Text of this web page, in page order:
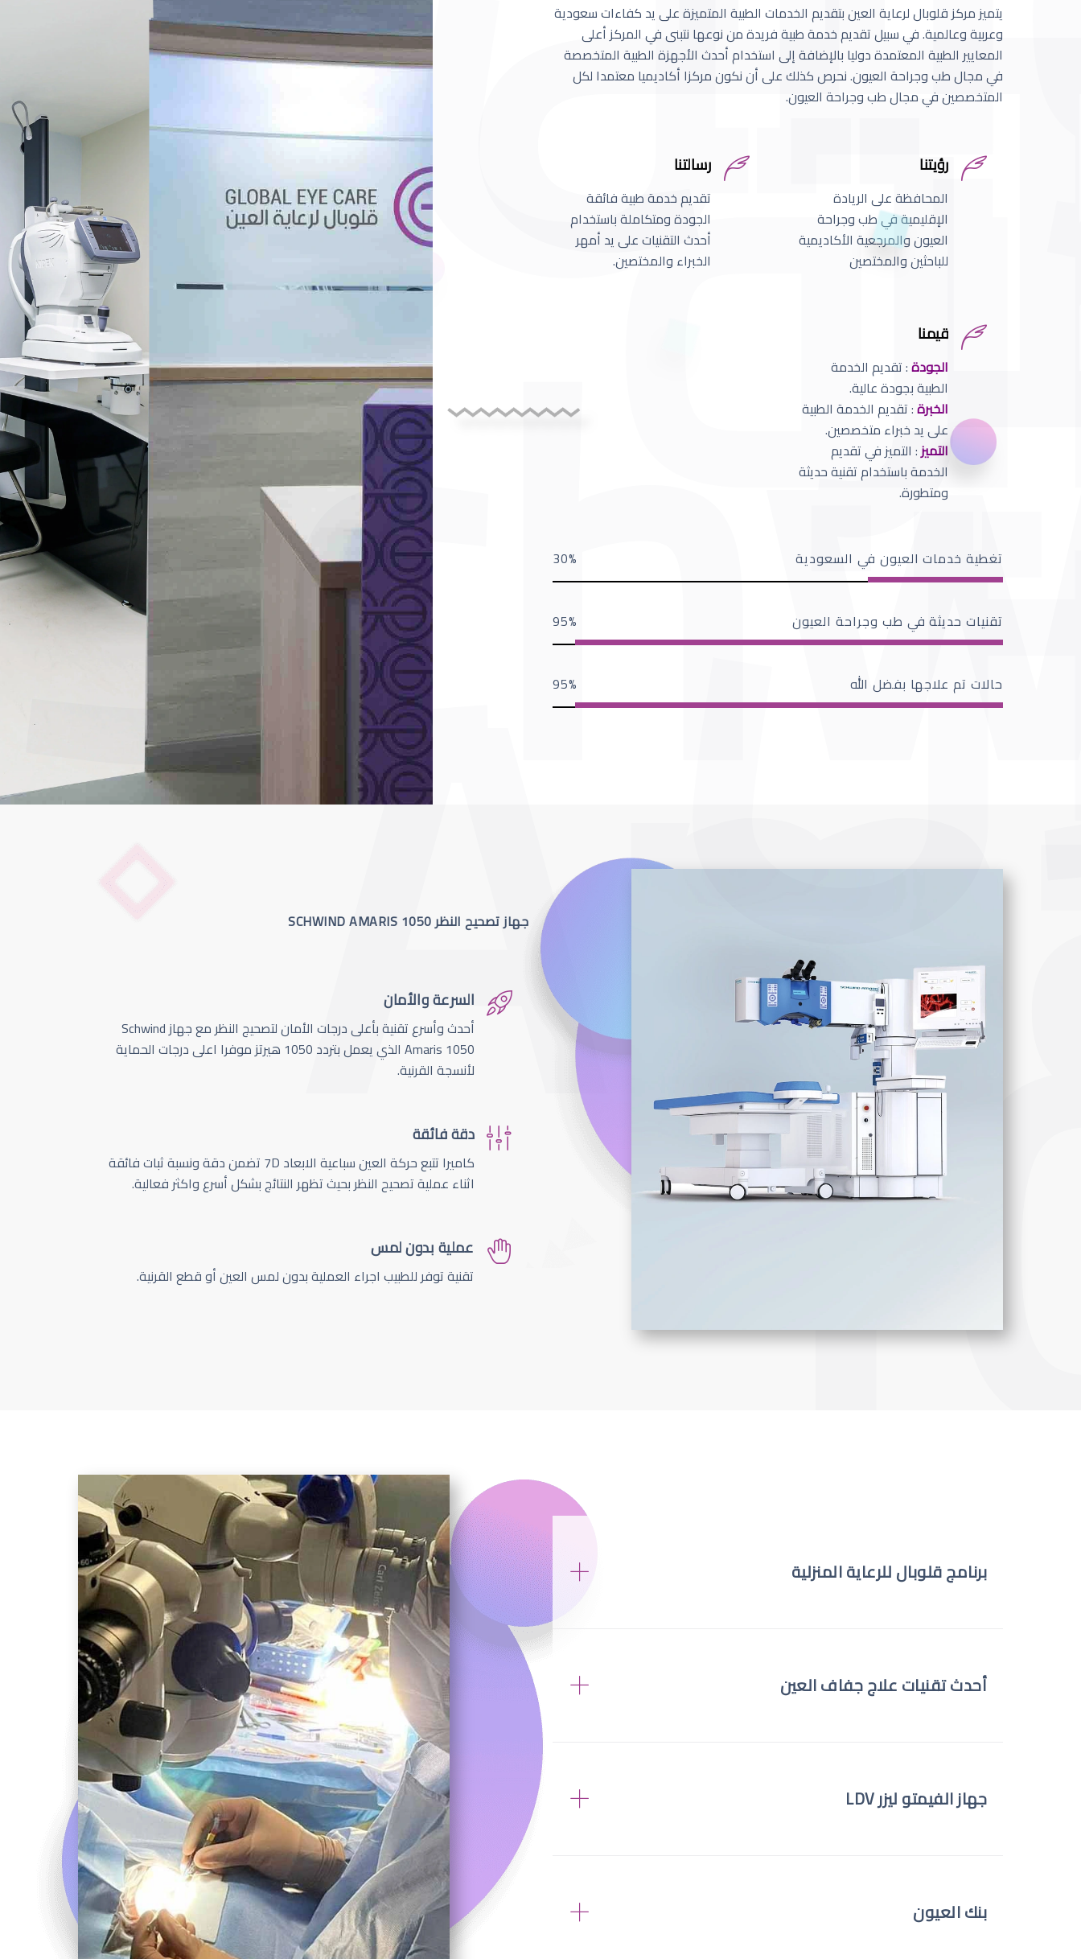
يتميز مركز قلوبال لرعاية العين بتقديم الخدمات الطبية المتميزة على يد كفاءات سعودية
وعربية وعالمية. في سبيل تقديم خدمة طبية فريدة من نوعها نتبنى في المركز أعلى
المعايير الطبية المعتمدة دوليا بالإضافة إلى استخدام أحدث الأجهزة الطبية المتخصصة
في مجال طب وجراحة العيون. نحرص كذلك على أن نكون مركزا أكاديميا معتمدا لكل
المتخصصين في مجال طب وجراحة العيون.
رؤيتنا
المحافظة على الريادة
الإقليمية في طب وجراحة
العيون والمرجعية الأكاديمية
للباحثين والمختصين
رسالتنا
تقديم خدمة طبية فائقة
الجودة ومتكاملة باستخدام
أحدث التقنيات على يد أمهر
الخبراء والمختصين.
قيمنا
الجودة: تقديم الخدمة
الطبية بجودة عالية.
الخبرة: تقديم الخدمة الطبية
على يد خبراء متخصصين.
التميز: التميز في تقديم
الخدمة باستخدام تقنية حديثة
ومتطورة.
تغطية خدمات العيون في السعودية 30
تقنيات حديثة في طب وجراحة العيون 95
حالات تم علاجها بفضل الله 95
جهاز تصحيح النظر SCHWIND AMARIS 1050
السرعة والأمان
أحدث وأسرع تقنية بأعلى درجات الأمان لتصحيج النظر مع جهاز Schwind
Amaris 1050 الذي يعمل بتردد 1050 هيرتز موفرا اعلى درجات الحماية
لأنسجة القرنية.
دقة فائقة
كاميرا تتبع حركة العين سباعية الابعاد 7D تضمن دقة ونسبة ثبات فائقة
اثناء عملية تصحيح النظر بحيث تظهر النتائج بشكل أسرع واكثر فعالية.
عملية بدون لمس
تقنية توفر للطبيب اجراء العملية بدون لمس العين أو قطع القرنية.
برنامج قلوبال للرعاية المنزلية
أحدث تقنيات علاج جفاف العين
جهاز الفيمتو ليزر LDV
بنك العيون